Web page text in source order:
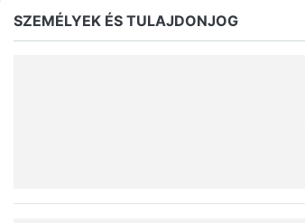
SZEMÉLYEK ÉS TULAJDONJOG